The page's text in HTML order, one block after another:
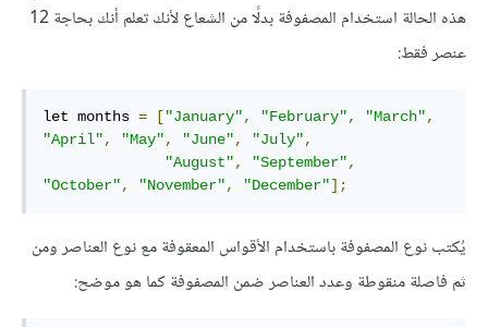
هذه الحالة استخدام المصفوفة بدلًا من الشعاع لأنك تعلم أنك بحاجة 12
عنصر فقط:
let months = ["January", "February", "March",
"April", "May", "June", "July",
"August", "September",
"October", "November", "December"];
يُكتب نوع المصفوفة باستخدام الأقواس المعقوفة مع نوع العناصر ومن
ثم فاصلة منقوطة وعدد العناصر ضمن المصفوفة كما هو موضح: